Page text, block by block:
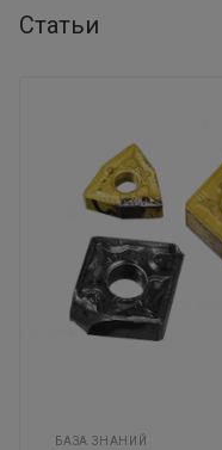
Статьи
БАЗА ЗНАНИЙ